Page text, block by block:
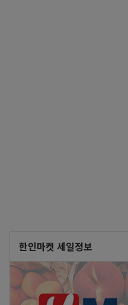
한인마켓 세일정보